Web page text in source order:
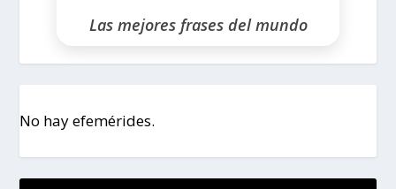
Las mejores frases del mundo
No hay efemérides.